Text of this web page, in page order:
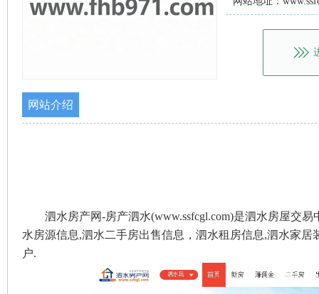
网站介绍
泗水房产网-房产泗水(www.ssfcgl.com)是泗水房屋交
水房源信息,泗水二手房出售信息，泗水租房信息,泗水家
户.